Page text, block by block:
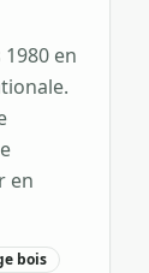
en
en
bois